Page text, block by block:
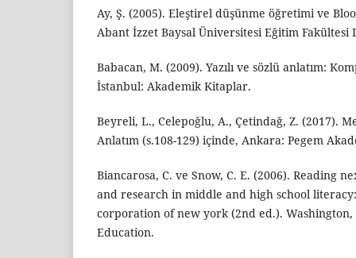
Ay, Ş. (2005). Eleştirel düşünme öğretimi ve
Abant İzzet Baysal Üniversitesi Eğitim Fakültesi
Babacan, M. (2009). Yazılı ve sözlü anlatım:
İstanbul: Akademik Kitaplar.
Beyreli, L., Celepoğlu, A., Çetindağ, Z. (2017).
Anlatım (s.108-129) içinde, Ankara: Pegem
Biancarosa, C. ve Snow, C. E. (2006). Reading
and research in middle and high school
corporation of new york (2nd ed.).
Education.